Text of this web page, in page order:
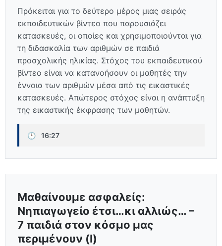
Πρόκειται για το δεύτερο μέρος μιας σειράς
εκπαιδευτικών βίντεο που παρουσιάζει
κατασκευές, οι οποίες και χρησιμοποιούνται για
τη διδασκαλία των αριθμών σε παιδιά
προσχολικής ηλικίας. Στόχος του εκπαιδευτικού
βίντεο είναι να κατανοήσουν οι μαθητές την
έννοια των αριθμών μέσα από τις εικαστικές
κατασκευές. Απώτερος στόχος είναι η ανάπτυξη
της εικαστικής έκφρασης των μαθητών.
🕒 16:27
Μαθαίνουμε ασφαλείς:
Νηπιαγωγείο έτσι…κι αλλιώς… –
7 παιδιά στον κόσμο μας
περιμένουν (Ι)